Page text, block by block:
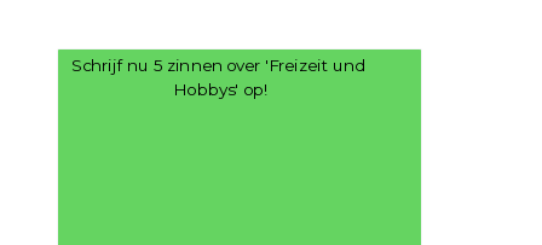
Schrijf nu 5 zinnen over 'Freizeit und
Hobbys' op!